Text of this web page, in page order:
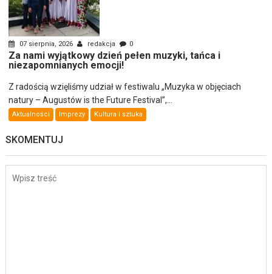
07 sierpnia, 2026 redakcja 0
Za nami wyjątkowy dzień pełen muzyki, tańca i
niezapomnianych emocji!
Z radością wzięliśmy udział w festiwalu „Muzyka w objęciach
natury – Augustów is the Future Festival”,...
Aktualności Imprezy Kultura i sztuka
SKOMENTUJ